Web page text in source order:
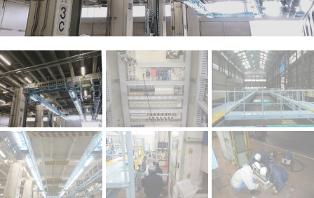
お見積もり
無料相談 事例集請求